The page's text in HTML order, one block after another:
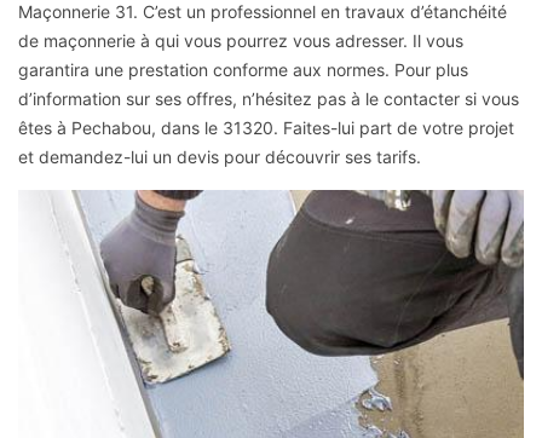
Maçonnerie 31. C’est un professionnel en travaux d’étanchéité
de maçonnerie à qui vous pourrez vous adresser. Il vous
garantira une prestation conforme aux normes. Pour plus
d’information sur ses offres, n’hésitez pas à le contacter si vous
êtes à Pechabou, dans le 31320. Faites-lui part de votre projet
et demandez-lui un devis pour découvrir ses tarifs.